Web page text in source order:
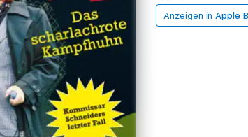
Anzeigen in Apple